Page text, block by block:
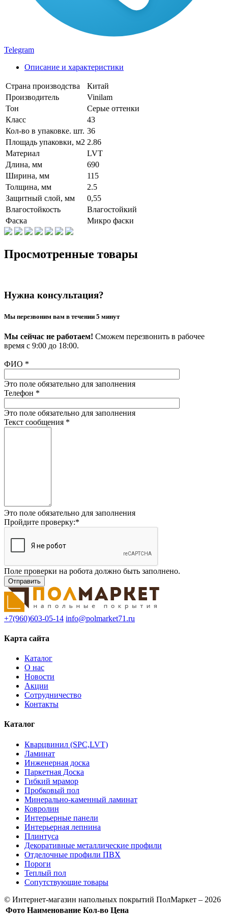
Telegram
Описание и характеристики
Страна производства
Китай
Производитель
Vinilam
Тон
Серые оттенки
Класс
43
Кол-во в упаковке. шт. 36
Площадь упаковки, м2 2.86
Материал
LVT
Длина, мм
690
Ширина, мм
115
Толщина, мм
2.5
Защитный слой, мм
0,55
Влагостойкость
Влагостойкий
Фаска
Микро фаски
Просмотренные товары
Нужна консультация?
Мы перезвоним вам в течении 5 минут
Мы сейчас не работаем! Сможем перезвонить в рабочее
время с 9:00 до 18:00.
ФИО *
Это поле обязательно для заполнения
Телефон *
Это поле обязательно для заполнения
Текст сообщения *
Это поле обязательно для заполнения
Пройдите проверку:*
Поле проверки на робота должно быть заполнено.
+7(960)603-05-14 info@polmarket71.ru
Карта сайта
Каталог
О нас
Новости
Акции
Сотрудничество
Контакты
Каталог
Кварцвинил (SPC,LVT)
Ламинат
Инженерная доска
Паркетная Доска
Гибкий мрамор
Пробковый пол
Минерально-каменный ламинат
Ковролин
Интерьерные панели
Интерьерная лепнина
Плинтуса
Декоративные металлические профили
Отделочные профили ПВХ
Пороги
Теплый пол
Сопутствующие товары
© Интернет-магазин напольных покрытий ПолМаркет – 2026
Фото Наименование Кол-во Цена